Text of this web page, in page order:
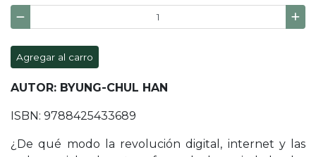
Agregar al carro
AUTOR: BYUNG-CHUL HAN
ISBN: 9788425433689
¿De qué modo la revolución digital, internet y las